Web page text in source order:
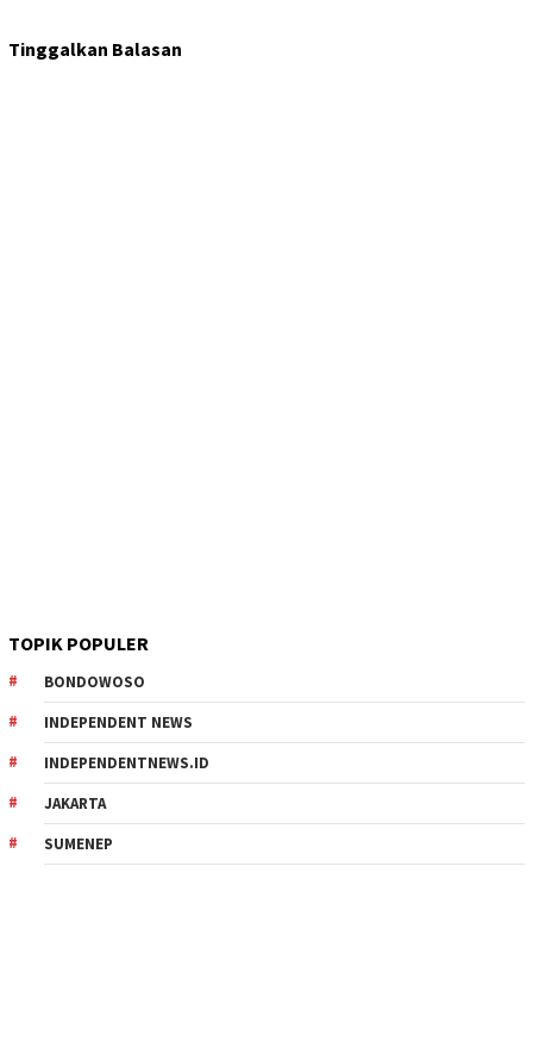
Tinggalkan Balasan
TOPIK POPULER
BONDOWOSO
INDEPENDENT NEWS
INDEPENDENTNEWS.ID
JAKARTA
SUMENEP